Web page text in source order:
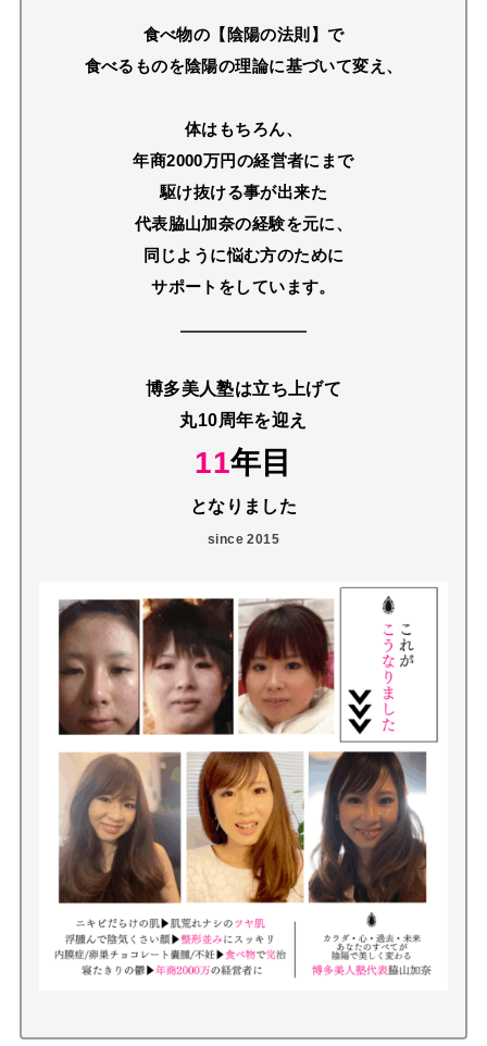
食べ物の【陰陽の法則】で
食べるものを陰陽の理論に基づいて変え、
体はもちろん、
年商2000万円の経営者にまで
駆け抜ける事が出来た
代表脇山加奈の経験を元に、
同じように悩む方のために
サポートをしています。
博多美人塾は立ち上げて
丸10周年を迎え
11年目
となりました
since 2015